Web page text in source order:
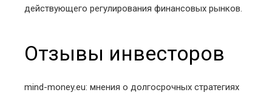
действующего регулирования финансовых рынков.
Отзывы инвесторов
mind-money.eu: мнения о долгосрочных стратегиях